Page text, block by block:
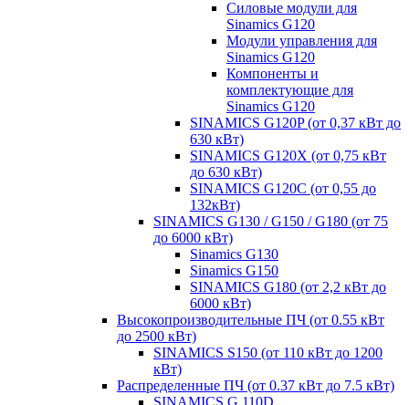
Силовые модули для
Sinamics G120
Модули управления для
Sinamics G120
Компоненты и
комплектующие для
Sinamics G120
SINAMICS G120P (от 0,37 кВт до
630 кВт)
SINAMICS G120X (от 0,75 кВт
до 630 кВт)
SINAMICS G120C (от 0,55 до
132кВт)
SINAMICS G130 / G150 / G180 (от 75
до 6000 кВт)
Sinamics G130
Sinamics G150
SINAMICS G180 (от 2,2 кВт до
6000 кВт)
Высокопроизводительные ПЧ (от 0.55 кВт
до 2500 кВт)
SINAMICS S150 (от 110 кВт до 1200
кВт)
Распределенные ПЧ (от 0.37 кВт до 7.5 кВт)
SINAMICS G 110D